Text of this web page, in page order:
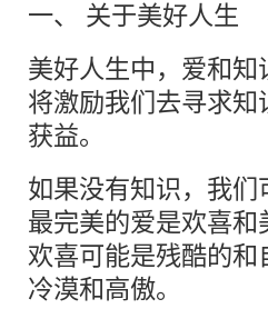
一、 关于美好人生
美好人生中，爱和
将激励我们去寻求
获益。
如果没有知识，我
最完美的爱是欢喜
欢喜可能是残酷的
冷漠和高傲。